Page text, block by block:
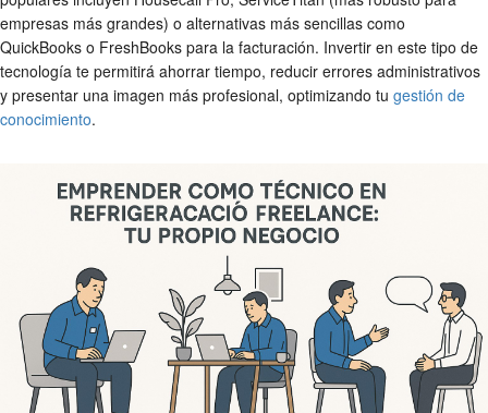
empresas más grandes) o alternativas más sencillas como
QuickBooks o FreshBooks para la facturación. Invertir en este tipo de
tecnología te permitirá ahorrar tiempo, reducir errores administrativos
y presentar una imagen más profesional, optimizando tu gestión de
conocimiento.